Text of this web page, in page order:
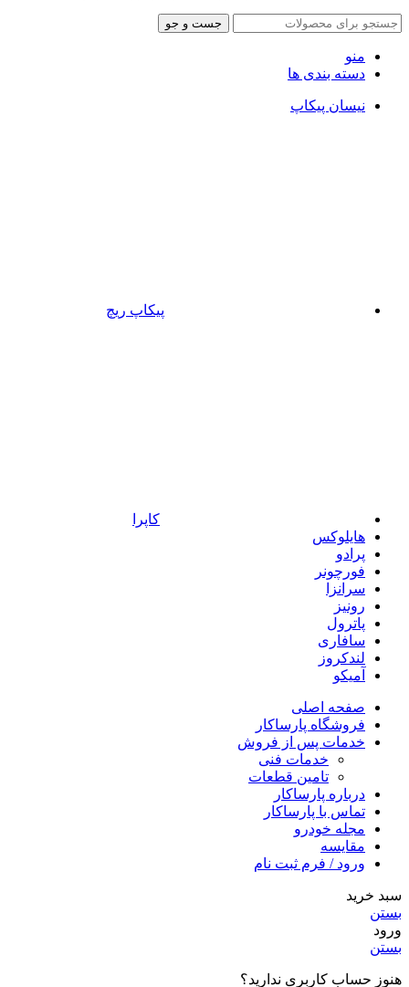
جست و جو
منو
دسته بندی ها
نیسان پیکاپ
پیکاپ ریچ
کاپرا
هایلوکس
پرادو
فورچونر
سرانزا
رونیز
پاترول
سافاری
لندکروز
آمیکو
صفحه اصلی
فروشگاه پارساکار
خدمات پس از فروش
خدمات فنی
تامین قطعات
درباره پارساکار
تماس با پارساکار
مجله خودرو
مقایسه
ورود / فرم ثبت نام
سبد خرید
بستن
ورود
بستن
هنوز حساب کاربری ندارید؟